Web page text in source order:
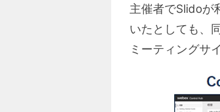
主催者でSlidoが
いたとしても、
ミーティングサ